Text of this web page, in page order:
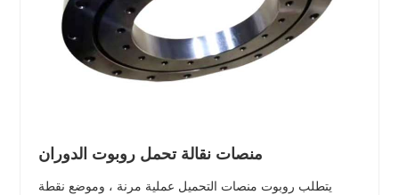
منصات نقالة تحمل روبوت الدوران
يتطلب روبوت منصات التحميل عملية مرنة ، وموضع نقطة